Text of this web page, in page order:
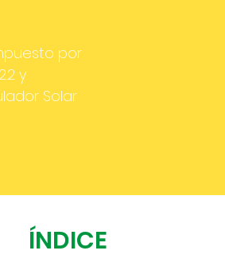
por
y
Solar
ÍNDICE